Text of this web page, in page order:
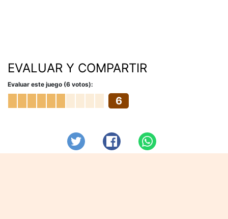
EVALUAR Y COMPARTIR
Evaluar este juego (6 votos):
6